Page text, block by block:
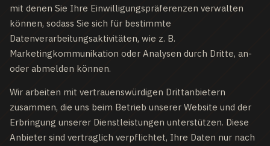
mit denen Sie Ihre Einwilligungspräferenzen verwalten
können, sodass Sie sich für bestimmte
Datenverarbeitungsaktivitäten, wie z. B.
Marketingkommunikation oder Analysen durch Dritte, an-
oder abmelden können.
Wir arbeiten mit vertrauenswürdigen Drittanbietern
zusammen, die uns beim Betrieb unserer Website und der
Erbringung unserer Dienstleistungen unterstützen. Diese
Anbieter sind vertraglich verpflichtet, Ihre Daten nur nach